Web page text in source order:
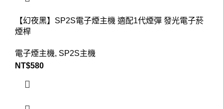
【幻夜黑】SP2S電子煙主機 適配1代煙彈 發光電子菸
煙桿
電子煙主機, SP2S主機
NT$580